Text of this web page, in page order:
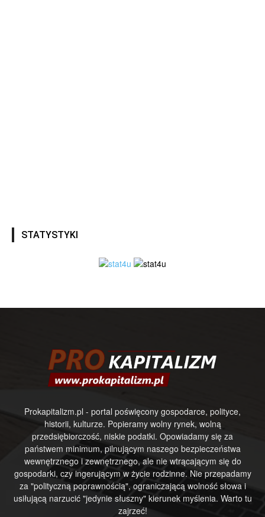
STATYSTYKI
Prokapitalizm.pl - portal poświęcony gospodarce, polityce,
historii, kulturze. Popieramy wolny rynek, wolną
przedsiębiorczość, niskie podatki. Opowiadamy się za
państwem minimum, pilnującym naszego bezpieczeństwa
wewnętrznego i zewnętrznego, ale nie wtrącającym się do
gospodarki, czy ingerującym w życie rodzinne. Nie przepadamy
za "polityczną poprawnością", ograniczającą wolność słowa i
usiłującą narzucić "jedynie słuszny" kierunek myślenia. Warto tu
zajrzeć!